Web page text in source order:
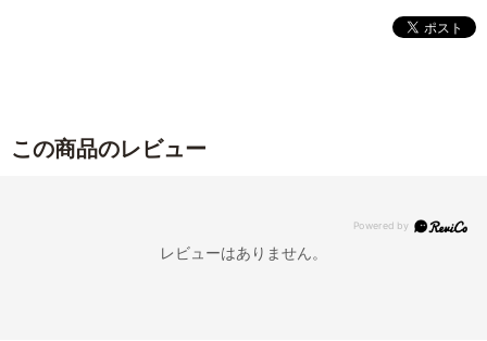
この商品のレビュー
レビューはありません。